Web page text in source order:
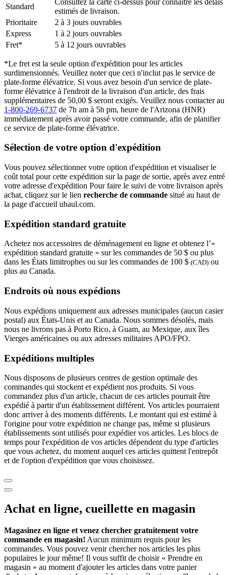
Standard
estimés de livraison.
Prioritaire
2 à 3 jours ouvrables
Express
1 à 2 jours ouvrables
Fret*
5 à 12 jours ouvrables
*Le fret est la seule option d'expédition pour les articles
surdimensionnés. Veuillez noter que ceci n'inclut pas le service de
plate-forme élévatrice. Si vous avez besoin d'un service de plate-
forme élévatrice à l'endroit de la livraison d'un article, des frais
supplémentaires de 50,00 $ seront exigés. Veuillez nous contacter au
1-800-269-6737 de 7h am à 5h pm, heure de l'Arizona (HNR)
immédiatement après avoir passé votre commande, afin de planifier
ce service de plate-forme élévatrice.
Sélection de votre option d'expédition
Vous pouvez sélectionner votre option d'expédition et visualiser le
coût total pour cette expédition sur la page de sortie, après avez entré
votre adresse d'expédition Pour faire le suivi de votre livraison après
achat, cliquez sur le lien recherche de commande situé au haut de
la page d'accueil uhaul.com.
Expédition standard gratuite
Achetez nos accessoires de déménagement en ligne et obtenez l’«
expédition standard gratuite » sur les commandes de 50 $ ou plus
dans les États limitrophes ou sur les commandes de 100 $ (CAD) ou
plus au Canada.
Endroits où nous expédions
Nous expédions uniquement aux adresses municipales (aucun casier
postal) aux États-Unis et au Canada. Nous sommes désolés, mais
nous ne livrons pas à Porto Rico, à Guam, au Mexique, aux îles
Vierges américaines ou aux adresses militaires APO/FPO.
Expéditions multiples
Nous disposons de plusieurs centres de gestion optimale des
commandes qui stockent et expédient nos produits. Si vous
commandez plus d'un article, chacun de ces articles pourrait être
expédié à partir d'un établissement différent. Vos articles pourraient
donc arriver à des moments différents. Le montant qui est estimé à
l'origine pour votre expédition ne change pas, même si plusieurs
établissements sont utilisés pour expédier vos articles. Les blocs de
temps pour l'expédition de vos articles dépendent du type d'articles
que vous achetez, du moment auquel ces articles quittent l'entrepôt
et de l'option d'expédition que vous choisissez.
Achat en ligne, cueillette en magasin
Magasinez en ligne et venez chercher gratuitement votre
commande en magasin! Aucun minimum requis pour les
commandes. Vous pouvez venir chercher nos articles les plus
populaires le jour même! Il vous suffit de choisir « Prendre en
magasin » au moment d'ajouter les articles dans votre panier